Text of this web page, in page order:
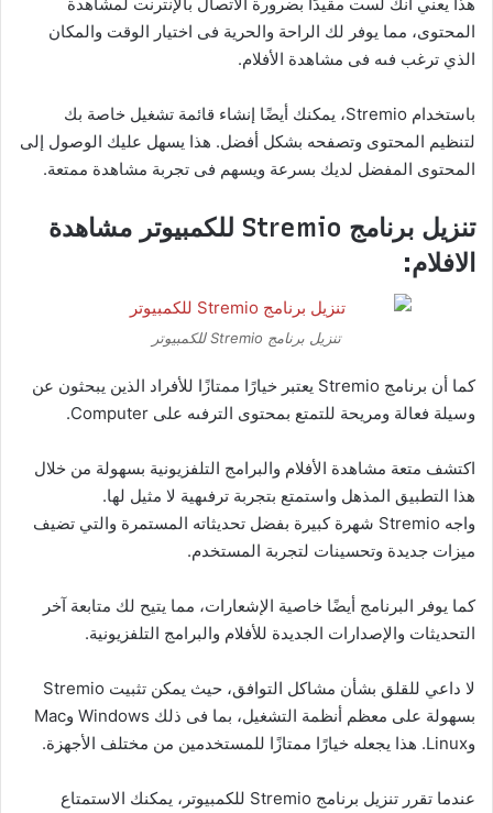
المحتوى، مما يوفر لك الراحة والحرية فى اختيار الوقت والمكان
الذي ترغب فىه فى مشاهدة الأفلام.
باستخدام Stremio، يمكنك أيضًا إنشاء قائمة تشغيل خاصة بك
لتنظيم المحتوى وتصفحه بشكل أفضل. هذا يسهل عليك الوصول إلى
المحتوى المفضل لديك بسرعة ويسهم فى تجربة مشاهدة ممتعة.
تنزيل برنامج Stremio للكمبيوتر مشاهدة
الافلام:
تنزيل برنامج Stremio للكمبيوتر
كما أن برنامج Stremio يعتبر خيارًا ممتازًا للأفراد الذين يبحثون عن
وسيلة فعالة ومريحة للتمتع بمحتوى الترفىه على Computer.
اكتشف متعة مشاهدة الأفلام والبرامج التلفزيونية بسهولة من خلال
هذا التطبيق المذهل واستمتع بتجربة ترفىهية لا مثيل لها.
واجه Stremio شهرة كبيرة بفضل تحديثاته المستمرة والتي تضيف
ميزات جديدة وتحسينات لتجربة المستخدم.
كما يوفر البرنامج أيضًا خاصية الإشعارات، مما يتيح لك متابعة آخر
التحديثات والإصدارات الجديدة للأفلام والبرامج التلفزيونية.
لا داعي للقلق بشأن مشاكل التوافق، حيث يمكن تثبيت Stremio
بسهولة على معظم أنظمة التشغيل، بما فى ذلك Windows وMac
وLinux. هذا يجعله خيارًا ممتازًا للمستخدمين من مختلف الأجهزة.
عندما تقرر تنزيل برنامج Stremio للكمبيوتر، يمكنك الاستمتاع